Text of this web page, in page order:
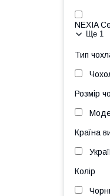
NEXIA
Ще 1
Тип
Розмір
Країна
Колір